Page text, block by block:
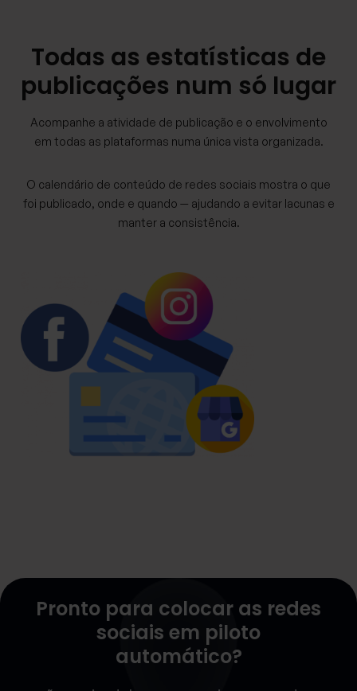
Todas as estatísticas de
publicações num só lugar
Acompanhe a atividade de publicação e o envolvimento
em todas as plataformas numa única vista organizada.
O calendário de conteúdo de redes sociais mostra o que
foi publicado, onde e quando — ajudando a evitar lacunas e
manter a consistência.
Pronto para colocar as redes
sociais em piloto
automático?